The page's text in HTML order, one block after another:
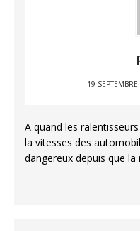
19
A quand les
la vitesses des
dangereux depuis que